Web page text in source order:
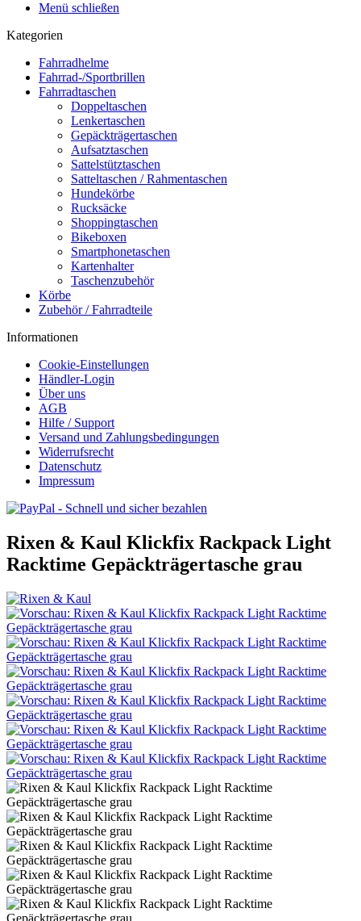
Menü schließen
Kategorien
Fahrradhelme
Fahrrad-/Sportbrillen
Fahrradtaschen
Doppeltaschen
Lenkertaschen
Gepäckträgertaschen
Aufsatztaschen
Sattelstütztaschen
Satteltaschen / Rahmentaschen
Hundekörbe
Rucksäcke
Shoppingtaschen
Bikeboxen
Smartphonetaschen
Kartenhalter
Taschenzubehör
Körbe
Zubehör / Fahrradteile
Informationen
Cookie-Einstellungen
Händler-Login
Über uns
AGB
Hilfe / Support
Versand und Zahlungsbedingungen
Widerrufsrecht
Datenschutz
Impressum
Rixen & Kaul Klickfix Rackpack Light
Racktime Gepäckträgertasche grau